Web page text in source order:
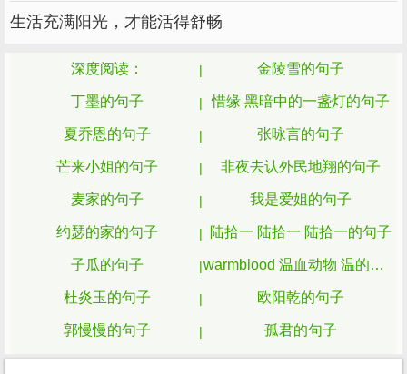
界，人格是平等的，人却三六九等。）
●茫茫人海，有几个人牵挂着你的悲喜；
大千世界，有几颗心舍不得你的离去。
人走茶凉，也许你只是一个名字；
终都会离你而去；有些人，只能是你生命中的过
客，你再留恋，到头来所有的期望终究成空。不
属于你的，那就放弃吧，大千世界，莽莽苍苍，
我们能够拥有的毕竟有限，不要让无止尽的欲求
埋葬了原本的快乐与幸福。如果你想什么都抓
生活充满阳光，才能活得舒畅
深度阅读： 金陵雪的句子
丁墨的句子 惜缘 黑暗中的一盏灯的句子
夏乔恩的句子 张咏言的句子
芒来小姐的句子 非夜去认外民地翔的句子
麦家的句子 我是爱姐的句子
约瑟的家的句子 陆拾一 陆拾一 陆拾一的句子
子瓜的句子 warmblood 温血动物 温的句子
杜炎玉的句子 欧阳乾的句子
郭慢慢的句子 孤君的句子
七天路过的句子 郑板桥的句子